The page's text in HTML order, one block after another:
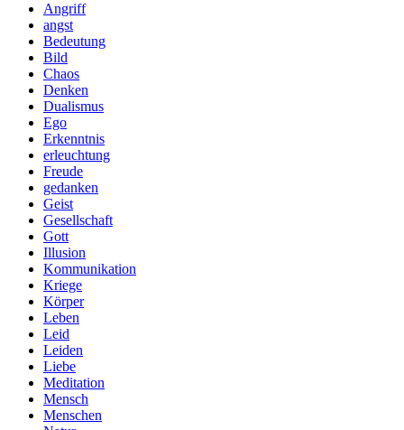
Angriff
angst
Bedeutung
Bild
Chaos
Denken
Dualismus
Ego
Erkenntnis
erleuchtung
Freude
gedanken
Geist
Gesellschaft
Gott
Illusion
Kommunikation
Kriege
Körper
Leben
Leid
Leiden
Liebe
Meditation
Mensch
Menschen